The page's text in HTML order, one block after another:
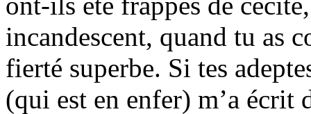
incandescent, quand tu as
fierté superbe. Si tes
(qui est en enfer) m’a écrit